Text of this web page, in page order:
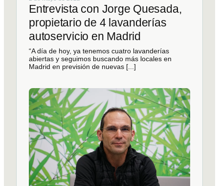
Entrevista con Jorge Quesada,
propietario de 4 lavanderías
autoservicio en Madrid
“A día de hoy, ya tenemos cuatro lavanderías
abiertas y seguimos buscando más locales en
Madrid en previsión de nuevas [...]